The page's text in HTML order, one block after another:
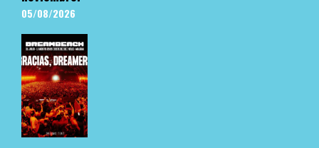
05/08/2026